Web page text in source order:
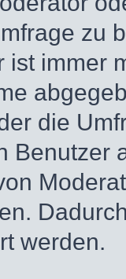
zu
ist immer
die
Benutzer
werden.